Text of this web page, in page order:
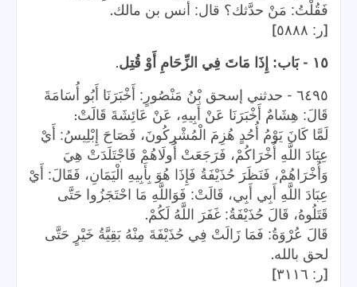
فَقُلْتُ: مَنْ حدَّثك؟ قال: أنس بن مالك.
[ر: ٥٨٨٨ ]
١٥ -بَاب: إِذَا مَاتَ فِي الزِّحَامِ أَوْ قُتِل.
٦٤٩٥ - حدثني إسحق بْنُ مَنْصُورٍ: أَخْبَرَنَا أَبُو أُسَامَةَ
قَالَ: هِشَامٌ أَخْبَرَنَا عَنْ أَبِيهِ، عَنْ عَائِشَةَ قَالَتْ:
لَمَّا كَانَ يَوْمُ أُحُدٍ هُزِمَ الْمُشْرِكُونَ، فَصَاحَ إِبْلِيسُ: أَيْ
عِبَادَ اللَّهِ أُخْرَاكُمْ، فَرَجَعَتْ أُولَاهُمْ فَاجْتَلَدَتْ هِيَ
وَأُخْرَاهُمْ، فَنَظَرَ حُذَيْفَةُ فَإِذَا هُوَ بِأَبِيهِ الْيَمَانِ، فَقَالَ: أَيْ
عِبَادَ اللَّهِ أَبِي أَبِي، قَالَتْ: فَوَاللَّهِ مَا احْتَجَزُوا حَتَّى
قَتَلُوهُ، قَالَ حُذَيْفَةُ: غَفَرَ اللَّهُ لَكُمْ.
قَالَ عُرْوَةُ: فَمَا زَالَتْ فِي حُذَيْفَةَ مِنْهُ بَقِيَّةُ خَيْرٍ حَتَّى
لحق بالله.
[ر: ٣١١٦ ]